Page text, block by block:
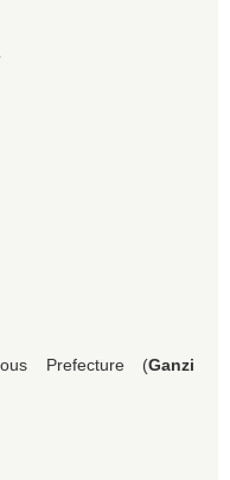
Prefecture (Ganzi